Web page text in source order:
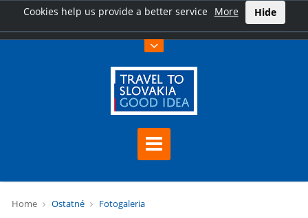
Cookies help us provide a better service More Hide
Home Ostatné Fotogaleria